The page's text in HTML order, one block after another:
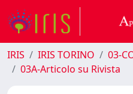
IRIS IRIS TORINO
03-
03A-Articolo su Rivista